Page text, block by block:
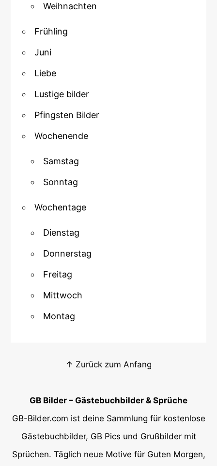
Weihnachten
Frühling
Juni
Liebe
Lustige bilder
Pfingsten Bilder
Wochenende
Samstag
Sonntag
Wochentage
Dienstag
Donnerstag
Freitag
Mittwoch
Montag
↑ Zurück zum Anfang
GB Bilder – Gästebuchbilder & Sprüche
GB-Bilder.com ist deine Sammlung für kostenlose
Gästebuchbilder, GB Pics und Grußbilder mit
Sprüchen. Täglich neue Motive für Guten Morgen,